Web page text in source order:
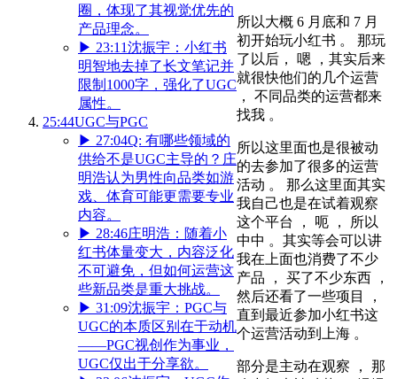
圈，体现了其视觉优先的
产品理念。
▶ 23:11沈振宇：小红书
明智地去掉了长文笔记并
限制1000字，强化了UGC
属性。
25:44UGC与PGC
▶ 27:04Q: 有哪些领域的
供给不是UGC主导的？庄
明浩认为男性向品类如游
戏、体育可能更需要专业
内容。
▶ 28:46庄明浩：随着小
红书体量变大，内容泛化
不可避免，但如何运营这
些新品类是重大挑战。
▶ 31:09沈振宇：PGC与
UGC的本质区别在于动机
——PGC视创作为事业，
UGC仅出于分享欲。
所以大概 6 月底和 7 月
初开始玩小红书 。 那玩
了以后， 嗯 ，其实后来
就很快他们的几个运营
， 不同品类的运营都来
找我 。
所以这里面也是很被动
的去参加了很多的运营
活动 。 那么这里面其实
我自己也是在试着观察
这个平台 ， 呃 ， 所以
中中 。其实等会可以讲
我在上面也消费了不少
产品 ， 买了不少东西 ，
然后还看了一些项目 ，
直到最近参加小红书这
个运营活动到上海 。
部分是主动在观察 ， 那